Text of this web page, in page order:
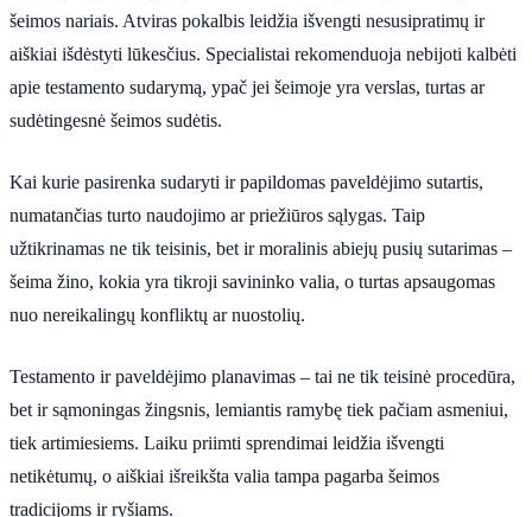
šeimos nariais. Atviras pokalbis leidžia išvengti nesusipratimų ir
aiškiai išdėstyti lūkesčius. Specialistai rekomenduoja nebijoti kalbėti
apie testamento sudarymą, ypač jei šeimoje yra verslas, turtas ar
sudėtingesnė šeimos sudėtis.
Kai kurie pasirenka sudaryti ir papildomas paveldėjimo sutartis,
numatančias turto naudojimo ar priežiūros sąlygas. Taip
užtikrinamas ne tik teisinis, bet ir moralinis abiejų pusių sutarimas –
šeima žino, kokia yra tikroji savininko valia, o turtas apsaugomas
nuo nereikalingų konfliktų ar nuostolių.
Testamento ir paveldėjimo planavimas – tai ne tik teisinė procedūra,
bet ir sąmoningas žingsnis, lemiantis ramybę tiek pačiam asmeniui,
tiek artimiesiems. Laiku priimti sprendimai leidžia išvengti
netikėtumų, o aiškiai išreikšta valia tampa pagarba šeimos
tradicijoms ir ryšiams.